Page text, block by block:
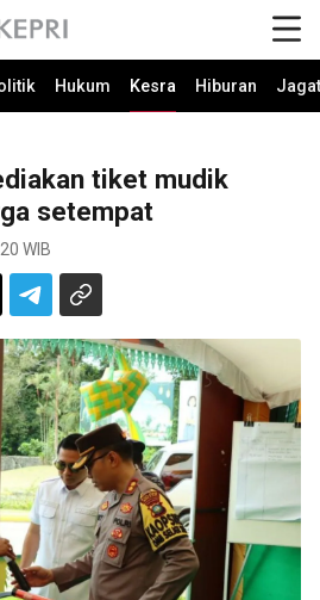
Hukum Kesra Hiburan Jagat
tiket mudik
setempat
WIB